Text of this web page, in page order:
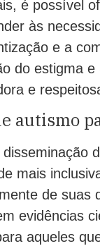
é possível
às
e a
do estigma
e
autismo
mais
de suas
evidências
aqueles